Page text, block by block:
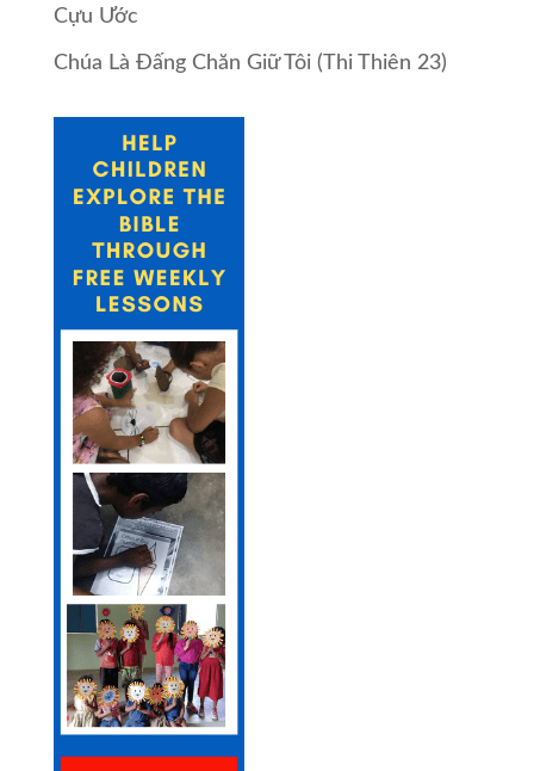
Cựu Ước
Chúa Là Đấng Chăn Giữ Tôi (Thi Thiên 23)